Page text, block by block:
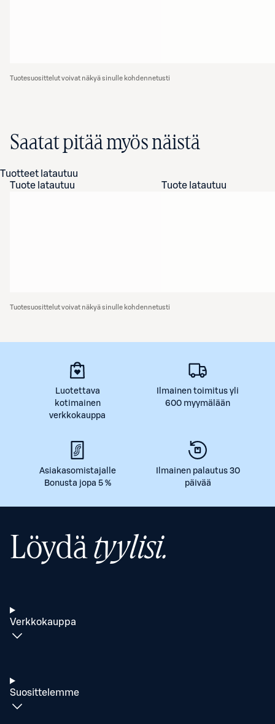
Tuotesuosittelut voivat näkyä sinulle kohdennetusti
Saatat pitää myös näistä
Tuotteet latautuu
Tuote latautuu
Tuote latautuu
Tuotesuosittelut voivat näkyä sinulle kohdennetusti
Luotettava
kotimainen
verkkokauppa
Ilmainen toimitus yli
600 myymälään
Asiakasomistajalle
Bonusta jopa 5 %
Ilmainen palautus 30
päivää
Löydätyylisi.
Verkkokauppa
Suosittelemme